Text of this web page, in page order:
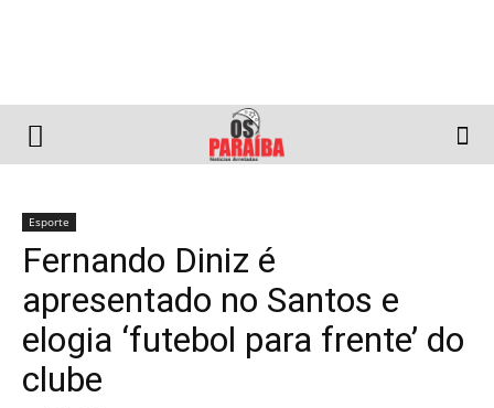
Esporte
Fernando Diniz é
apresentado no Santos e
elogia ‘futebol para frente’ do
clube